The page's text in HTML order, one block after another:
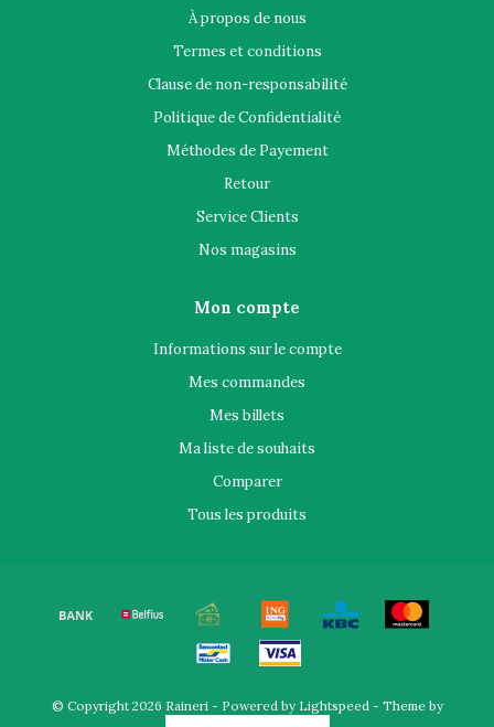
À propos de nous
Termes et conditions
Clause de non-responsabilité
Politique de Confidentialité
Méthodes de Payement
Retour
Service Clients
Nos magasins
Mon compte
Informations sur le compte
Mes commandes
Mes billets
Ma liste de souhaits
Comparer
Tous les produits
© Copyright 2026 Raineri - Powered by Lightspeed - Theme by